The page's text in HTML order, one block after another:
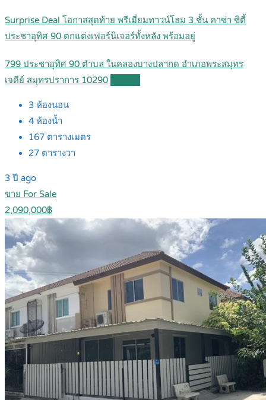
Surprise Deal โอกาสสุดท้าย พรีเมี่ยมทาวน์โฮม 3 ชั้น คาซ่า ซิตี้
ประชาอุทิศ 90 ตกแต่งเฟอร์นิเจอร์ทั้งหลัง พร้อมอยู่
799 ประชาอุทิศ 90 ตำบล ในคลองบางปลากด อำเภอพระสมุทร
เจดีย์ สมุทรปราการ 10290
3 ห้องนอน
4 ห้องน้ำ
167 ตารางเมตร
27 ตารางวา
3 ปี ago
ขาย For Sale
2,090,000฿